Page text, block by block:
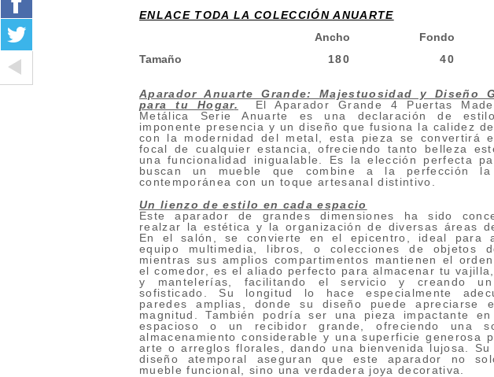
ENLACE TODA LA COLECCIÓN ANUARTE
Ancho
Fondo
Tamaño
180 40
Aparador Anuarte Grande: Majestuosidad y Diseño
para tu Hogar.
El Aparador Grande 4 Puertas
Metálica Serie Anuarte es una declaración de
imponente presencia y un diseño que fusiona la calidez
con la modernidad del metal, esta pieza se convertirá
focal de cualquier estancia, ofreciendo tanto belleza
una funcionalidad inigualable. Es la elección perfecta
buscan un mueble que combine a la perfección la
contemporánea con un toque artesanal distintivo.
Un lienzo de estilo en cada espacio
Este aparador de grandes dimensiones ha sido
realzar la estética y la organización de diversas áreas
En el salón, se convierte en el epicentro, ideal para
equipo multimedia, libros, o colecciones de objetos
mientras sus amplios compartimentos mantienen el
el comedor, es el aliado perfecto para almacenar tu
y mantelerías, facilitando el servicio y creando un
sofisticado. Su longitud lo hace especialmente
paredes amplias, donde su diseño puede apreciarse
magnitud. También podría ser una pieza impactante
espacioso o un recibidor grande, ofreciendo una
almacenamiento considerable y una superficie generosa
arte o arreglos florales, dando una bienvenida lujosa. Su
diseño atemporal aseguran que este aparador no
mueble funcional, sino una verdadera joya decorativa.